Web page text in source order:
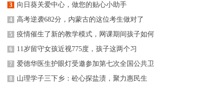
3 向日葵关爱中心，做您的贴心小助手
4 高考逆袭682分，内蒙古的这位考生做对了
5 疫情催生了新的教学模式，网课期间孩子如何
6 11岁留守女孩近视775度，孩子这两个习
7 爱德华医生护眼灯受邀参加第七次全国公共卫
8 山理学子三下乡：砼心探盐渍，聚力惠民生